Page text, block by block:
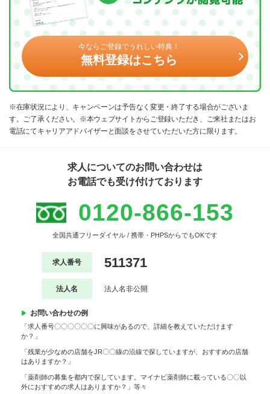
今ならご登録でうれしい特典！
無料登録はこちら
※在庫状況により、キャンペーンは予告なく変更・終了する場合がございま
す。ご了承ください。※本ウェブサイトからご登録いただき、ご来社またはお
電話にてキャリアアドバイザーと面談をさせていただいた方に限ります。
求人についてのお問い合わせは
お電話でも受け付けております
0120-866-153
全国共通フリーダイヤル / 携帯・PHPSからでもOKです
求人番号 511371
法人名 法人名非公開
お問い合わせの例
「求人番号〇〇〇〇〇〇に興味があるので、詳細を教えていただけます
か？」
「残業が少なめの店舗をJR〇〇線の沿線で探していますが、おすすめの店舗
はありますか？」
「薬剤師の募集を都内で探しています。マイナビ薬剤師に載っている〇〇以
外におすすめの求人はありますか？」等々